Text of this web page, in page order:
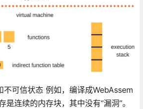
可信状态 例如，编译成WebAssem
连续的内存块，其中没有“漏洞”。